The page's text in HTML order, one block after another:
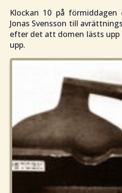
Klockan 10 på
Jonas Svensson till
efter det att domen lästs upp
upp.